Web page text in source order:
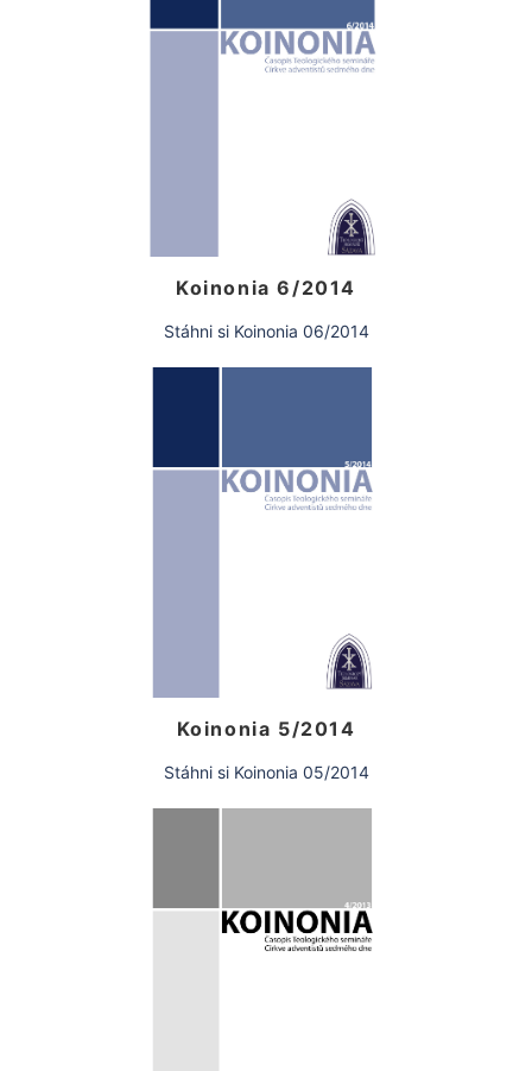
Koinonia 6/2014
Stáhni si Koinonia 06/2014
Koinonia 5/2014
Stáhni si Koinonia 05/2014